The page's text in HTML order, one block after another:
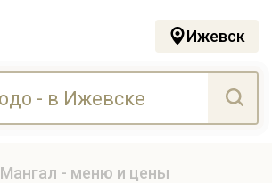
Ижевск
Мангал - меню и цены